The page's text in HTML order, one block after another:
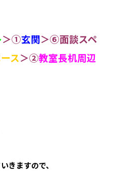
＞①玄関＞⑥面談スペ
ス＞②教室長机周辺
きますので、